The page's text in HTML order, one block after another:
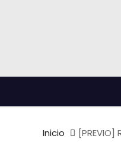
Inicio [PREVIO]